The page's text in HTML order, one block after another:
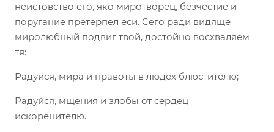
неистовство его, яко миротворец, безчестие и
поругание претерпел еси. Сего ради видяще
миролюбный подвиг твой, достойно восхваляем
тя:
Радуйся, мира и правоты в людех блюстителю;
Радуйся, мщения и злобы от сердец
искоренителю.